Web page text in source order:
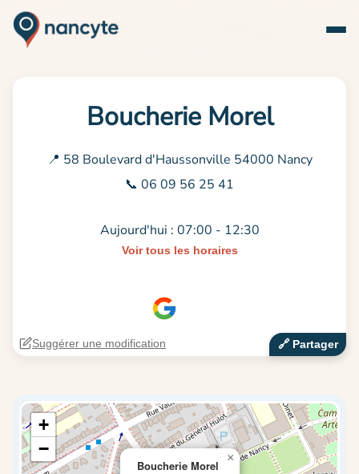
Boucherie Morel
📍 58 Boulevard d'Haussonville 54000 Nancy
📞 06 09 56 25 41
Aujourd'hui : 07:00 - 12:30
Voir tous les horaires
🔗‍️ Partager
Suggérer une modification
Boucherie Morel
×
+
−